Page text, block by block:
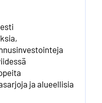
ja alueellisia